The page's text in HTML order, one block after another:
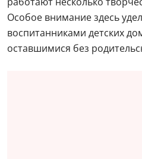
Особое внимание здесь
воспитанниками детских
оставшимися без